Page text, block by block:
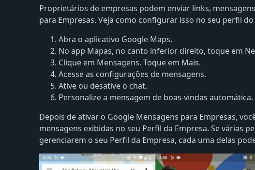
Proprietários de empresas podem enviar links,
para Empresas. Veja como configurar isso no seu perfil
Abra o aplicativo Google Maps.
No app Mapas, no canto inferior direito, toque em
Clique em Mensagens. Toque em Mais.
Acesse as configurações de mensagens.
Ative ou desative o chat.
Personalize a mensagem de boas-vindas automática.
Depois de ativar o Google Mensagens para Empresas,
mensagens exibidas no seu Perfil da Empresa. Se várias
gerenciarem o seu Perfil da Empresa, cada uma delas